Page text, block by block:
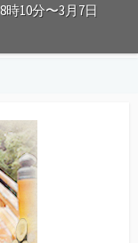
10分〜3月7日